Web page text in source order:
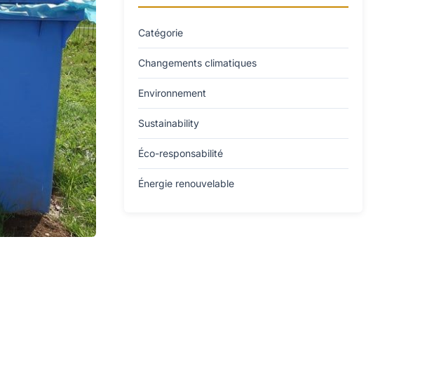
Catégorie
Changements climatiques
Environnement
Sustainability
Éco-responsabilité
Énergie renouvelable